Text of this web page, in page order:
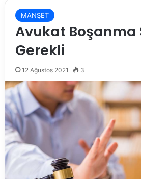
MANŞET
Avukat Boşanma
Gerekli
12 Ağustos 2021 3